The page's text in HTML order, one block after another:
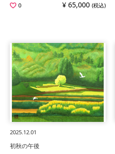
0
¥ 65,000 (税込)
2025.12.01
初秋の午後